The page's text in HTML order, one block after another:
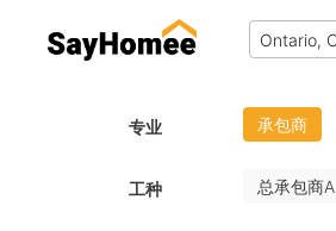
专业 承包商
工种 总承包商A